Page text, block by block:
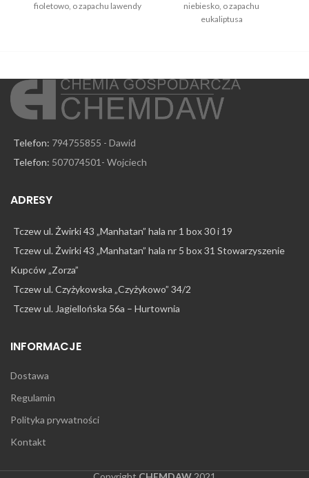
fioletowo, o zapachu lawendy
niebiesko, o zapachu
eukaliptusa
Telefon: 794755855 - Dawid
Telefon: 507074501- Wojciech
ADRESY
Tczew ul. Żwirki 43 „Manhatan” hala nr 1 box 30 i 19
Tczew ul. Żwirki 43 „Manhatan” hala nr 5 box 31 Stowarzyszenie
Kupców „Zorza”
Tczew ul. Czyżykowska „Czyżykowo” 34/2
Tczew ul. Jagiellońska 56a – Hurtownia
INFORMACJE
Dostawa
Regulamin
Polityka prywatności
Kontakt